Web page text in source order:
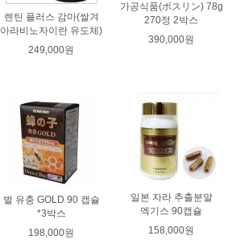
렌틴 플러스 감마(쌀겨
아라비노자이란 유도체)
249,000원
가공식품(ボスリン) 78g
270정 2박스
390,000원
벌 유충 GOLD 90 캡슐
*3박스
198,000원
일본 자라 추출분말
엑기스 90캡슐
158,000원